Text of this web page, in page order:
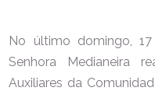
No último domingo,
Senhora Medianeira
Auxiliares da